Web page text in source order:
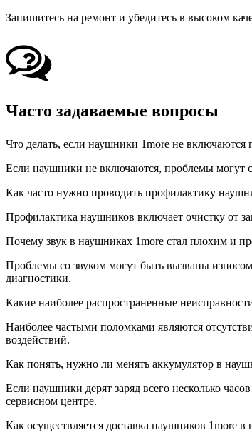
Запишитесь на ремонт и убедитесь в высоком
Часто задаваемые вопросы
Что делать, если наушники 1more не включаются
Если наушники не включаются, проблемы могут
Как часто нужно проводить профилактику
Профилактика наушников включает очистку от
Почему звук в наушниках 1more стал плохим и
Проблемы со звуком могут быть вызваны
диагностики.
Какие наиболее распространенные
Наиболее частыми поломками являются
воздействий.
Как понять, нужно ли менять аккумулятор в
Если наушники дерят заряд всего несколько
сервисном центре.
Как осуществляется доставка наушников 1more в